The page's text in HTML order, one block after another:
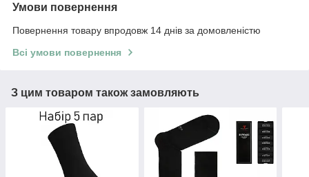
Умови повернення
Повернення товару впродовж 14 днів за домовленістю
Всі умови повернення
З цим товаром також замовляють